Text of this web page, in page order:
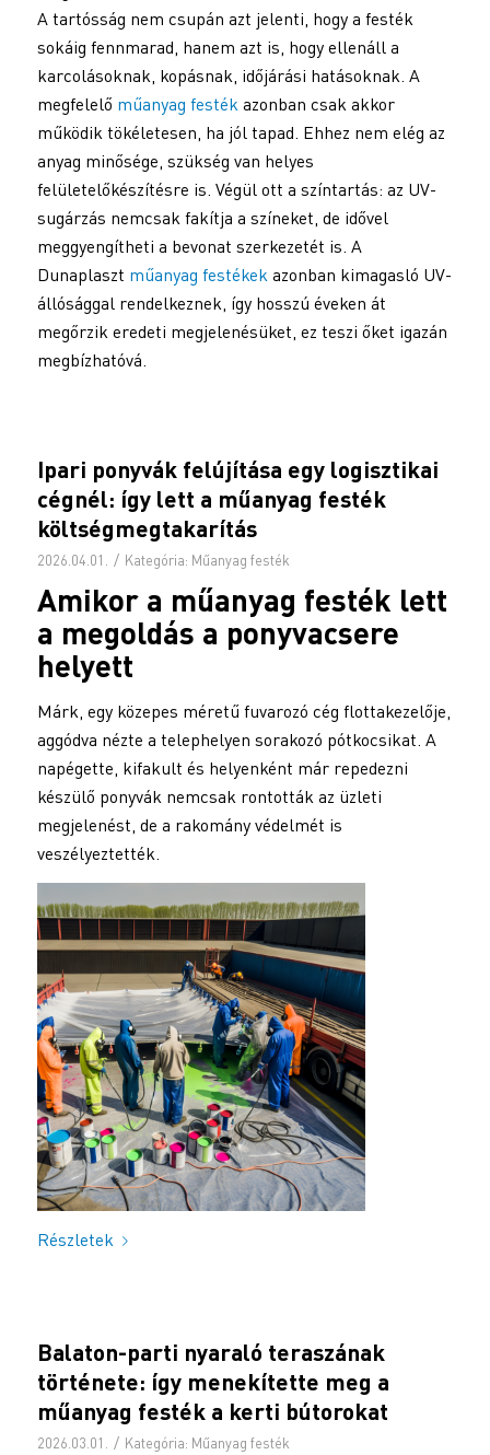
A tartósság nem csupán azt jelenti, hogy a festék
sokáig fennmarad, hanem azt is, hogy ellenáll a
karcolásoknak, kopásnak, időjárási hatásoknak. A
megfelelő műanyag festék azonban csak akkor
működik tökéletesen, ha jól tapad. Ehhez nem elég az
anyag minősége, szükség van helyes
felületelőkészítésre is. Végül ott a színtartás: az UV-
sugárzás nemcsak fakítja a színeket, de idővel
meggyengítheti a bevonat szerkezetét is. A
Dunaplaszt műanyag festékek azonban kimagasló UV-
állósággal rendelkeznek, így hosszú éveken át
megőrzik eredeti megjelenésüket, ez teszi őket igazán
megbízhatóvá.
Ipari ponyvák felújítása egy logisztikai
cégnél: így lett a műanyag festék
költségmegtakarítás
2026.04.01. / Kategória: Műanyag festék
Amikor a műanyag festék lett
a megoldás a ponyvacsere
helyett
Márk, egy közepes méretű fuvarozó cég flottakezelője,
aggódva nézte a telephelyen sorakozó pótkocsikat. A
napégette, kifakult és helyenként már repedezni
készülő ponyvák nemcsak rontották az üzleti
megjelenést, de a rakomány védelmét is
veszélyeztették.
Részletek
Balaton-parti nyaraló teraszának
története: így menekítette meg a
műanyag festék a kerti bútorokat
2026.03.01. / Kategória: Műanyag festék